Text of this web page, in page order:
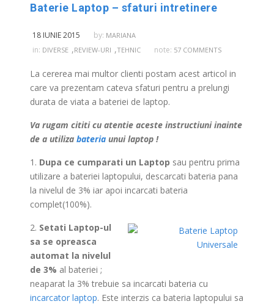
Baterie Laptop – sfaturi intretinere
18 IUNIE 2015 by: MARIANA
in: DIVERSE ,REVIEW-URI ,TEHNIC note: 57 COMMENTS
La cererea mai multor clienti postam acest articol in
care va prezentam cateva sfaturi pentru a prelungi
durata de viata a bateriei de laptop.
Va rugam cititi cu atentie aceste instructiuni inainte
de a utiliza bateria unui laptop !
1. Dupa ce cumparati un Laptop sau pentru prima
utilizare a bateriei laptopului, descarcati bateria pana
la nivelul de 3% iar apoi incarcati bateria
complet(100%).
2. Setati Laptop-ul
sa se opreasca
automat la nivelul
de 3% al bateriei ;
neaparat la 3% trebuie sa incarcati bateria cu
incarcator laptop. Este interzis ca bateria laptopului sa